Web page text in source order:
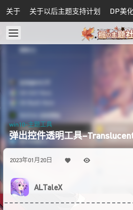
关于 关于以后主题支持计划 DP美
win10-主题工具
弹出控件透明工具
2023年01月20日
ALTaleX